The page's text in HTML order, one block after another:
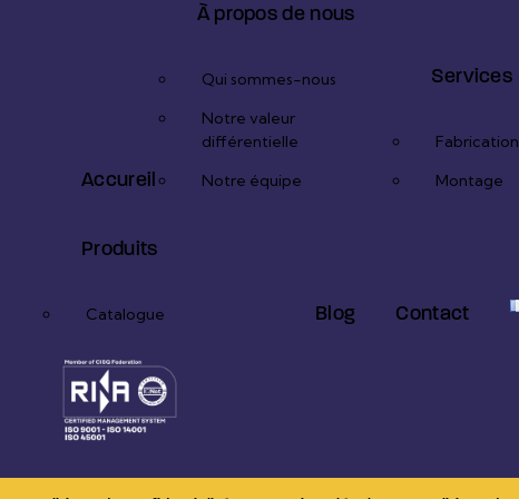
Accureil
À propos de nous
Qui sommes-nous
Notre valeur
différentielle
Notre équipe
Services
Fabrication
Montage
Produits
Catalogue Blog Contact